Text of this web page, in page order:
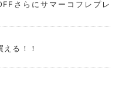
さらにサマーコフレプレ
る！！